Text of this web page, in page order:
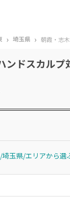
› 埼玉県 › 朝霞・志
ンドスカル